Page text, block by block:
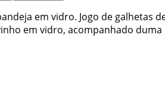
em vidro. Jogo de galhetas
em vidro, acompanhado duma